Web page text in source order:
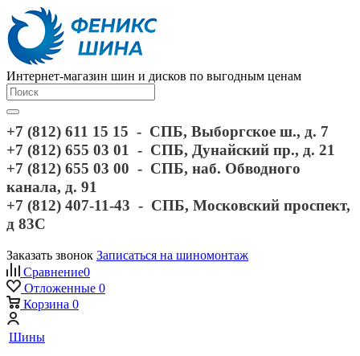
Интернет-магазин шин и дисков по выгодным ценам
+7 (812) 611 15 15 - СПБ, Выборгское ш., д. 7
+7 (812) 655 03 01 - СПБ, Дунайский пр., д. 21
+7 (812) 655 03 00 - СПБ, наб. Обводного
канала, д. 91
+7 (812) 407-11-43 - СПБ, Московский проспект,
д 83С
Заказать звонок Записаться на шиномонтаж
Сравнение0
Отложенные 0
Корзина 0
Шины